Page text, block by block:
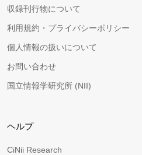
収録刊行物について
利用規約・プライバシーポリシー
個人情報の扱いについて
お問い合わせ
国立情報学研究所 (NII)
ヘルプ
CiNii Research